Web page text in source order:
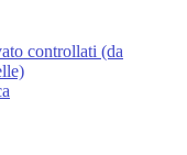
controllati (da